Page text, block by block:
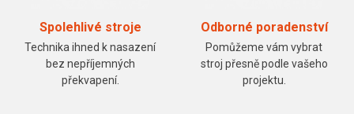
Spolehlivé stroje
Technika ihned k nasazení
bez nepříjemných
překvapení.
Odborné poradenství
Pomůžeme vám vybrat
stroj přesně podle vašeho
projektu.